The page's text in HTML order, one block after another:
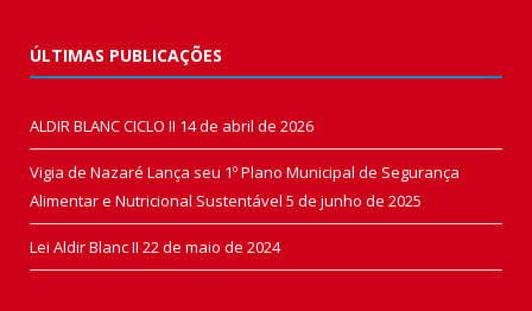
ÚLTIMAS PUBLICAÇÕES
ALDIR BLANC CICLO II 14 de abril de 2026
Vigia de Nazaré Lança seu 1º Plano Municipal de Segurança
Alimentar e Nutricional Sustentável 5 de junho de 2025
Lei Aldir Blanc II 22 de maio de 2024